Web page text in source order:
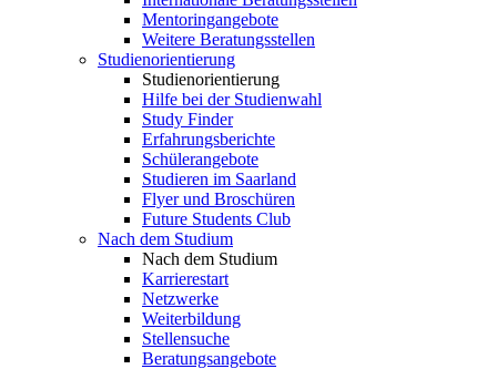
Mentoringangebote
Weitere Beratungsstellen
Studienorientierung
Studienorientierung
Hilfe bei der Studienwahl
Study Finder
Erfahrungsberichte
Schülerangebote
Studieren im Saarland
Flyer und Broschüren
Future Students Club
Nach dem Studium
Nach dem Studium
Karrierestart
Netzwerke
Weiterbildung
Stellensuche
Beratungsangebote